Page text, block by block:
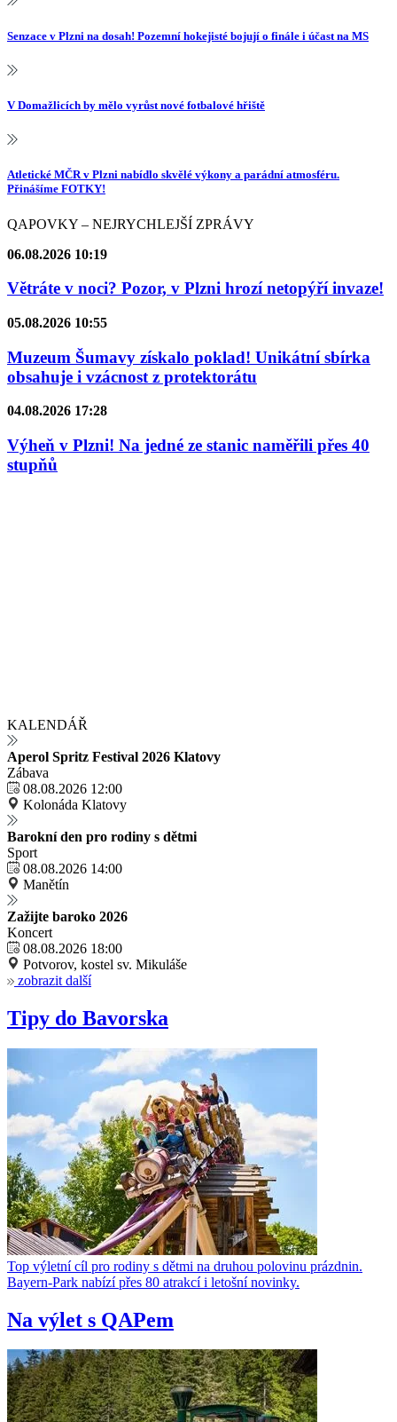
Senzace v Plzni na dosah! Pozemní hokejisté bojují o finále i účast na MS
V Domažlicích by mělo vyrůst nové fotbalové hřiště
Atletické MČR v Plzni nabídlo skvělé výkony a parádní atmosféru.
Přinášíme FOTKY!
QAPOVKY – NEJRYCHLEJŠÍ ZPRÁVY
06.08.2026 10:19
Větráte v noci? Pozor, v Plzni hrozí netopýří invaze!
05.08.2026 10:55
Muzeum Šumavy získalo poklad! Unikátní sbírka
obsahuje i vzácnost z protektorátu
04.08.2026 17:28
Výheň v Plzni! Na jedné ze stanic naměřili přes 40
stupňů
KALENDÁŘ
Aperol Spritz Festival 2026 Klatovy
Zábava
08.08.2026 12:00
Kolonáda Klatovy
Barokní den pro rodiny s dětmi
Sport
08.08.2026 14:00
Manětín
Zažijte baroko 2026
Koncert
08.08.2026 18:00
Potvorov, kostel sv. Mikuláše
zobrazit další
Tipy do Bavorska
Top výletní cíl pro rodiny s dětmi na druhou polovinu prázdnin.
Bayern-Park nabízí přes 80 atrakcí i letošní novinky.
Na výlet s QAPem